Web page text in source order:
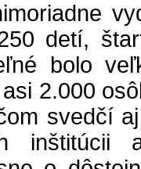
detí,
bolo
2.000
svedčí
inštitúcii